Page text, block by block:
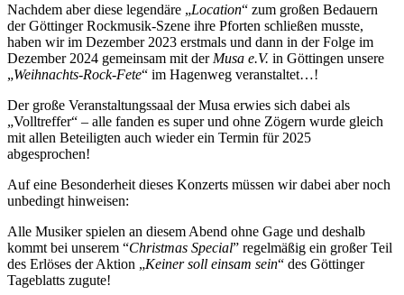
Nachdem aber diese legendäre „Location“ zum großen Bedauern
der Göttinger Rockmusik-Szene ihre Pforten schließen musste,
haben wir im Dezember 2023 erstmals und dann in der Folge im
Dezember 2024 gemeinsam mit der Musa e.V. in Göttingen unsere
„Weihnachts-Rock-Fete“ im Hagenweg veranstaltet…!
Der große Veranstaltungssaal der Musa erwies sich dabei als
„Volltreffer“ – alle fanden es super und ohne Zögern wurde gleich
mit allen Beteiligten auch wieder ein Termin für 2025
abgesprochen!
Auf eine Besonderheit dieses Konzerts müssen wir dabei aber noch
unbedingt hinweisen:
Alle Musiker spielen an diesem Abend ohne Gage und deshalb
kommt bei unserem “Christmas Special” regelmäßig ein großer Teil
des Erlöses der Aktion „Keiner soll einsam sein“ des Göttinger
Tageblatts zugute!